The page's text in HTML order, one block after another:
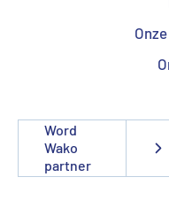
Word
Wako
partner